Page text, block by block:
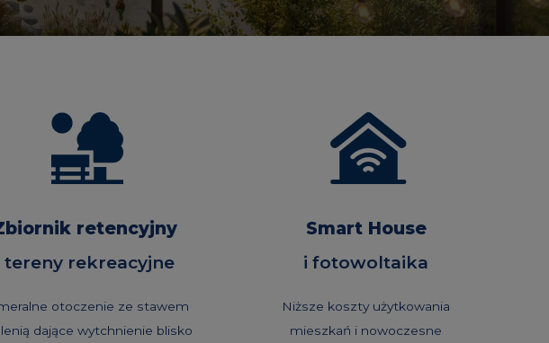
retencyjny
tereny rekreacyjne
otoczenie ze stawem
dające wytchnienie blisko
Smart House
i fotowoltaika
Niższe koszty użytkowania
mieszkań i nowoczesne